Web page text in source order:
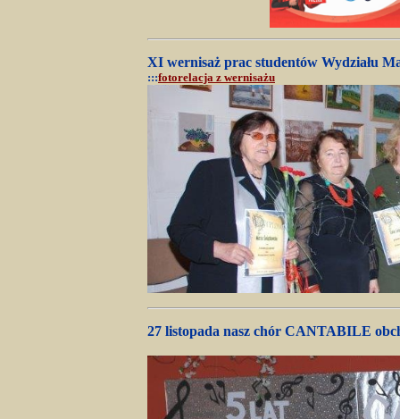
XI wernisaż prac studentów Wydziału
:::fotorelacja z wernisażu
27 listopada nasz chór CANTABILE